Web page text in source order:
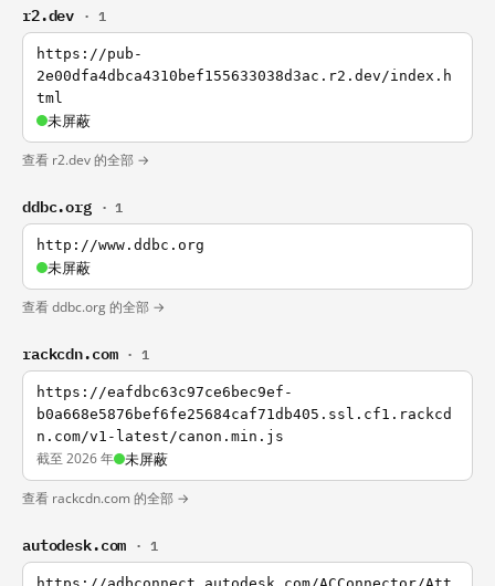
r2.dev · 1
https://pub-
2e00dfa4dbca4310bef155633038d3ac.r2.dev/index.h
tml
未屏蔽
查看 r2.dev 的全部 →
ddbc.org · 1
http://www.ddbc.org
未屏蔽
查看 ddbc.org 的全部 →
rackcdn.com · 1
https://eafdbc63c97ce6bec9ef-
b0a668e5876bef6fe25684caf71db405.ssl.cf1.rackcd
n.com/v1-latest/canon.min.js
截至 2026 年 未屏蔽
查看 rackcdn.com 的全部 →
autodesk.com · 1